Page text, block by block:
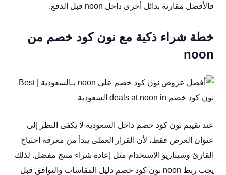
فالأفضل مقارنة بدائل أخرى داخل noon قبل الدفع.
خطة شراء ذكية مع نون كود خصم من
noon
عند تقييم نون كود خصم داخل السعودية لا يكفى النظر إلى
عنوان العرض فقط، لأن القرار العملى يبدأ من معرفة احتياج
القارئ وسيناريو الاستخدام مثل إعادة شراء منتج مفضل. لذلك
يجب ربط noon نون كود خصم دليل المقاسات والتوافق قبل